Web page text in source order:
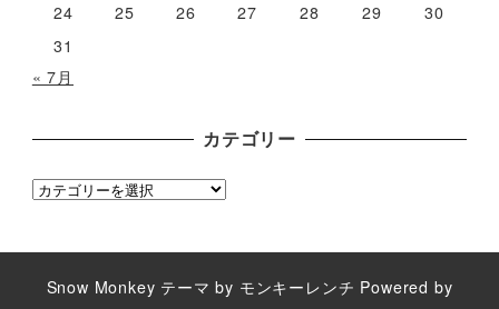
24
25 26 27 28 29
30
31
« 7月
カテゴリー
カ
Snow Monkey テーマ by モンキーレンチ Powered by